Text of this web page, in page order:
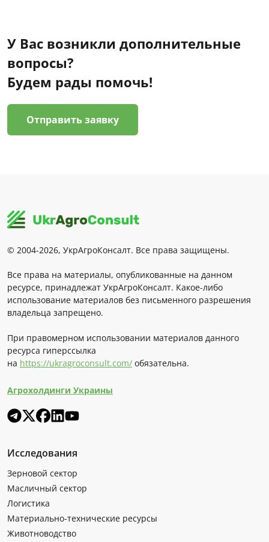
У Вас возникли дополнительные
вопросы?
Будем рады помочь!
Отправить заявку
© 2004-2026, УкрАгроКонсалт. Все права защищены.
Все права на материалы, опубликованные на данном
ресурсе, принадлежат УкрАгроКонсалт. Какое-либо
использование материалов без письменного разрешения
владельца запрещено.
При правомерном использовании материалов данного
ресурса гиперссылка
на https://ukragroconsult.com/ обязательна.
Агрохолдинги Украины
Исследования
Зерновой сектор
Масличный сектор
Логистика
Материально-технические ресурсы
Животноводство